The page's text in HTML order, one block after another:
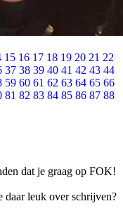
15 16 17 18 19 20 21 22
37 38 39 40 41 42 43 44
59 60 61 62 63 64 65 66
81 82 83 84 85 86 87 88
dat je graag op FOK!
daar leuk over schrijven?